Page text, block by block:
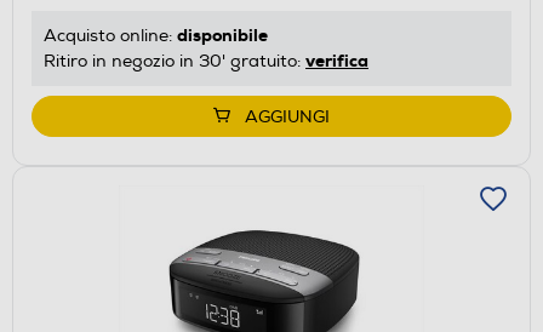
Acquisto online: disponibile
Ritiro in negozio in 30' gratuito: verifica
AGGIUNGI